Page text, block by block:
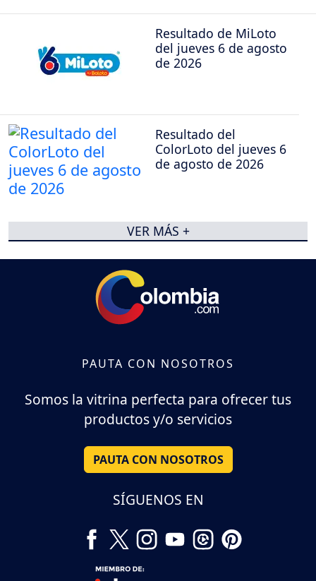
Resultado de MiLoto
del jueves 6 de agosto
de 2026
Resultado del
ColorLoto del jueves 6
de agosto de 2026
VER MÁS +
PAUTA CON NOSOTROS
Somos la vitrina perfecta para ofrecer tus
productos y/o servicios
PAUTA CON NOSOTROS
SÍGUENOS EN